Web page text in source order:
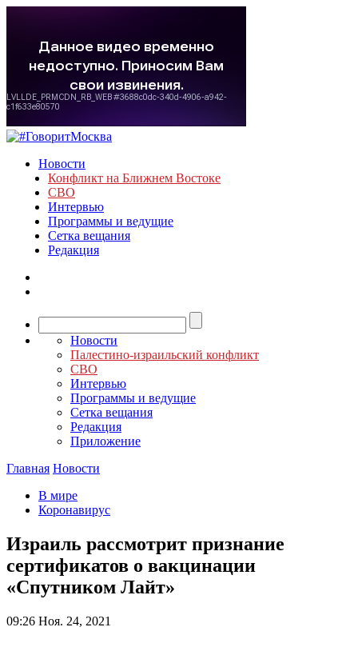
Новости
Конфликт на Ближнем Востоке
СВО
Интервью
Программы и ведущие
Сетка вещания
Редакция
Новости
Палестино-израильский конфликт
СВО
Интервью
Программы и ведущие
Сетка вещания
Редакция
Приложение
Главная Новости
В мире
Коронавирус
Израиль рассмотрит признание
сертификатов о вакцинации
«Спутником Лайт»
09:26 Ноя. 24, 2021